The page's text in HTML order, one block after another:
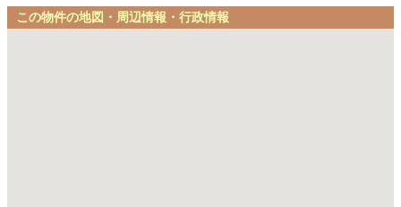
この物件の地図・周辺情報・行政情報